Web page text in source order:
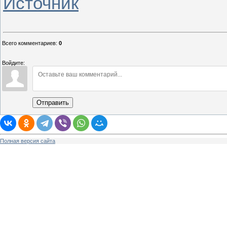
Всего комментариев: 0
Войдите:
Отправить
Полная версия сайта